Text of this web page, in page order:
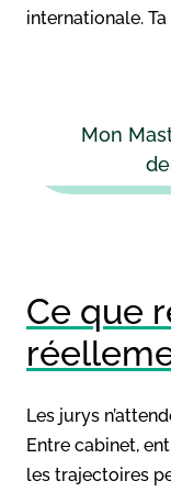
internationale. Ta
Mon
Ce que
Les jurys
Entre cabinet,
les trajectoires